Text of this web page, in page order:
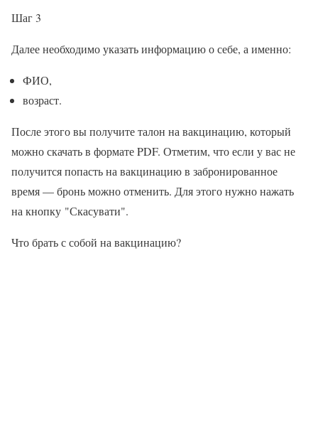
Шаг 3
Далее необходимо указать информацию о себе, а именно:
ФИО,
возраст.
После этого вы получите талон на вакцинацию, который
можно скачать в формате PDF. Отметим, что если у вас не
получится попасть на вакцинацию в забронированное
время — бронь можно отменить. Для этого нужно нажать
на кнопку "Скасувати".
Что брать с собой на вакцинацию?